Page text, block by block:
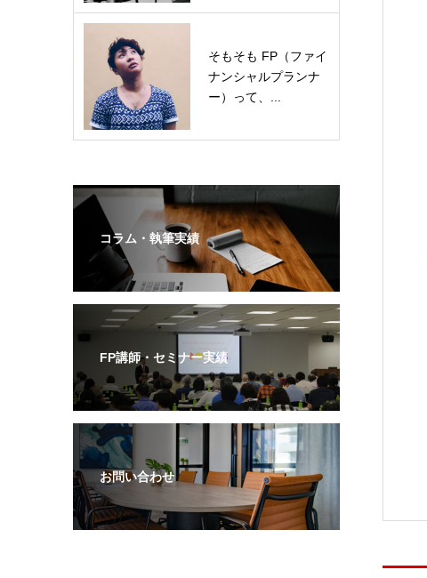
そもそも FP（ファイ
ナンシャルプランナ
ー）って、...
コラム・執筆実績
FP講師・セミナー実績
お問い合わせ